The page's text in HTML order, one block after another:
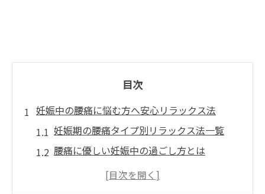
目次
妊娠中の腰痛に悩む方へ安心リラックス法
妊娠期の腰痛タイプ別リラックス法一覧
腰痛に優しい妊娠中の過ごし方とは
プライベート空間が与える安心感と効果